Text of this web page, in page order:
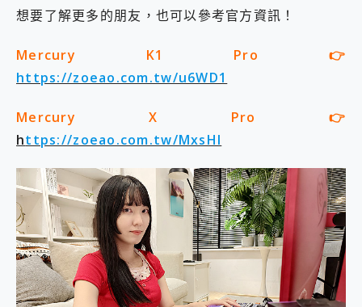
想要了解更多的朋友，也可以參考官方資訊！
Mercury K1 Pro 👉
https://zoeao.com.tw/u6WD1
Mercury X Pro 👉
https://zoeao.com.tw/MxsHI